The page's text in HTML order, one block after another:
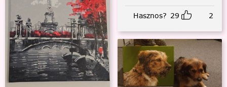
Hasznos? 29 2